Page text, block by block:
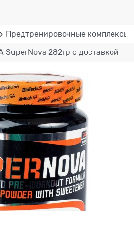
Предтренировочные комплексы
SuperNova 282гр с доставкой